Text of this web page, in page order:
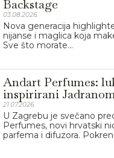
Backstage
03.08.2026.
Nova generacija
nijanse i maglica koja
Sve što morate...
Andart Perfumes:
inspirirani
21.07.2026.
U Zagrebu je svečano
Perfumes, novi hrvatski
parfema i difuzora.